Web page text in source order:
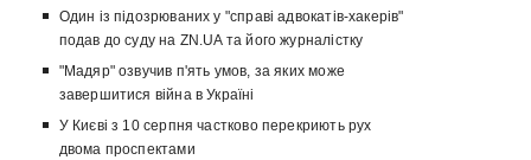
Один із підозрюваних у "справі адвокатів-хакерів"
подав до суду на ZN.UA та його журналістку
"Мадяр" озвучив п'ять умов, за яких може
завершитися війна в Україні
У Києві з 10 серпня частково перекриють рух
двома проспектами